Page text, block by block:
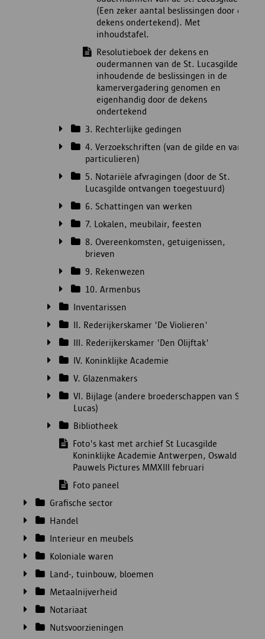
(Een zeker aantal beslissingen door de
dekens ondertekend). Met
inhoudstafel.
Resolutieboek der dekens en
oudermannen van de St. Lucasgilde
inhoudende de beslissingen in de
kamervergadering genomen en
eigenhandig door de dekens
ondertekend
3. Rechterlijke gedingen
4. Verzoekschriften (van de gilde en van
particulieren)
5. Notariële afvragingen (door de St.
Lucasgilde ontvangen toegestuurd)
6. Schattingen van werken
7. Lokalen, meubilair, feesten
8. Overeenkomsten, getuigenissen,
brieven
9. Rekenwezen
10. Armenbus
Inventarissen
II. Rederijkerskamer 'De Violieren'
III. Rederijkerskamer 'Den Olijftak'
IV. Koninklijke Academie
V. Glazenmakers
VI. Bijlage (andere broederschappen van St.
Lucas)
Bibliotheek
Foto's kast met archief St Lucasgilde
Koninklijke Academie Antwerpen, Oswald
Pauwels Pictures MMXIII februari
Foto paneel
Grafische sector
Handel
Interieur en meubels
Koloniale waren
Land-, tuinbouw, bloemen
Metaalnijverheid
Notariaat
Nutsvoorzieningen